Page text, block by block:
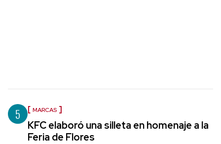
5 MARCAS
KFC elaboró una silleta en homenaje a la
Feria de Flores